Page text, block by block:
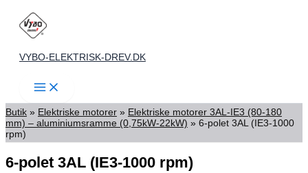
indholdet
VYBO-ELEKTRISK-DREV.DK
Butik » Elektriske motorer » Elektriske motorer 3AL-IE3 (80-180
mm) – aluminiumsramme (0,75kW-22kW) » 6-polet 3AL (IE3-1000
rpm)
6-polet 3AL (IE3-1000 rpm)